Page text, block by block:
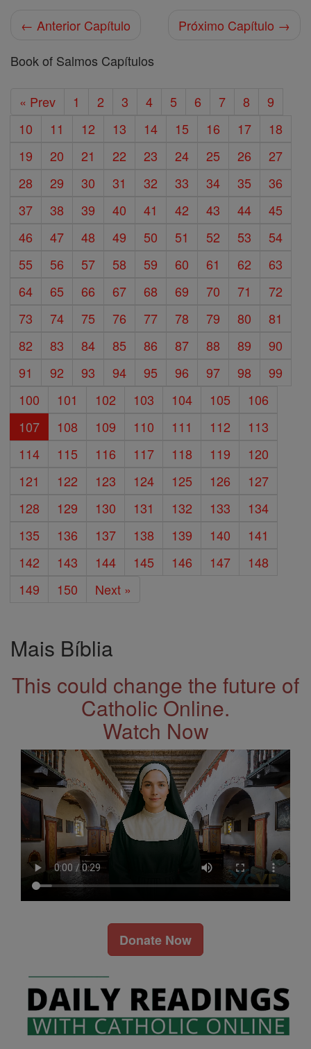
← Anterior Capítulo
Próximo Capítulo →
Book of Salmos Capítulos
« Prev 1 2 3 4 5 6 7 8
9
10
11 12 13 14 15 16 17
18
19
20 21 22 23 24 25 26
27
28
29 30 31 32 33 34 35
36
37
38 39 40 41 42 43 44
45
46
47 48 49 50 51 52 53
54
55
56 57 58 59 60 61 62
63
64
65 66 67 68 69 70 71
72
73
74 75 76 77 78 79 80
81
82
83 84 85 86 87 88 89
90
91
92 93 94 95 96 97 98
99
100
101 102 103 104 105
106
107
108 109 110 111 112
113
114
115 116 117 118 119
120
121
122 123 124 125 126
127
128
129 130 131 132 133
134
135
136 137 138 139 140
141
142
143 144 145 146 147
148
149
150 Next »
Mais Bíblia
This could change the future of
Catholic Online.
Watch Now
Donate Now